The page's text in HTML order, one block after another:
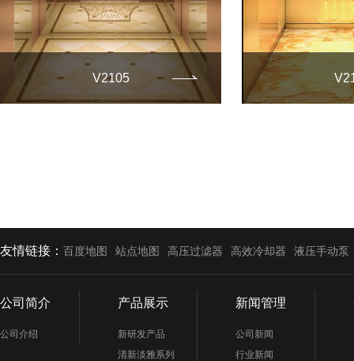
V2105
友情链接： 百度地图 站点地图 高压过滤器 高效冷却器 液压手动泵
公司简介
公司介绍
产品展示
新研发产品
清新淡雅系列
新闻管理
公司新闻
行业新闻